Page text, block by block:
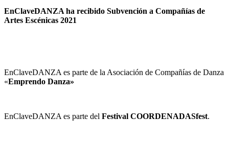
EnClaveDANZA ha recibido Subvención a Compañías de
Artes Escénicas 2021
EnClaveDANZA es parte de la Asociación de Compañías de Danza
«Emprendo Danza»
EnClaveDANZA es parte del Festival COORDENADASfest.